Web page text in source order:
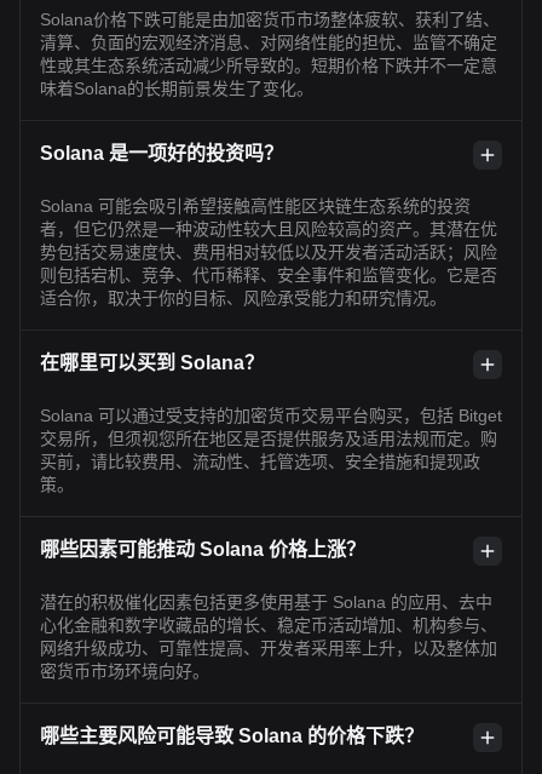
Solana价格下跌可能是由加密货币市场整体疲软、获利了结、
清算、负面的宏观经济消息、对网络性能的担忧、监管不确定
性或其生态系统活动减少所导致的。短期价格下跌并不一定意
味着Solana的长期前景发生了变化。
Solana 是一项好的投资吗？
Solana 可能会吸引希望接触高性能区块链生态系统的投资
者，但它仍然是一种波动性较大且风险较高的资产。其潜在优
势包括交易速度快、费用相对较低以及开发者活动活跃；风险
则包括宕机、竞争、代币稀释、安全事件和监管变化。它是否
适合你，取决于你的目标、风险承受能力和研究情况。
在哪里可以买到 Solana？
Solana 可以通过受支持的加密货币交易平台购买，包括 Bitget
交易所，但须视您所在地区是否提供服务及适用法规而定。购
买前，请比较费用、流动性、托管选项、安全措施和提现政
策。
哪些因素可能推动 Solana 价格上涨？
潜在的积极催化因素包括更多使用基于 Solana 的应用、去中
心化金融和数字收藏品的增长、稳定币活动增加、机构参与、
网络升级成功、可靠性提高、开发者采用率上升，以及整体加
密货币市场环境向好。
哪些主要风险可能导致 Solana 的价格下跌？